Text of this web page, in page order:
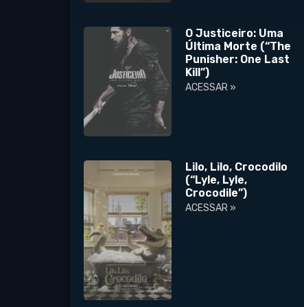
O Justiceiro: Uma
Última Morte (“The
Punisher: One Last
Kill”)
ACESSAR »
Lilo, Lilo, Crocodilo
(“Lyle, Lyle,
Crocodile”)
ACESSAR »